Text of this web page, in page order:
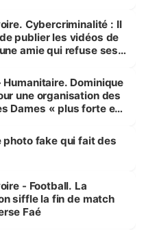
Cybercriminalité : Il
publier les vidéos de
amie qui refuse ses
Dominique
une organisation des
Dames « plus forte et
internationale »
photo fake qui fait des
- Football. La
siffle la fin de match
Faé